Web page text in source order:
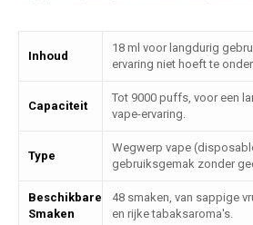
Inhoud
18 ml voor langdurig
ervaring niet hoeft te
Capaciteit
Tot 9000 puffs, voor een
vape-ervaring.
Type
Wegwerp vape
gebruiksgemak zonder
Beschikbare
Smaken
48 smaken, van sappige
en rijke tabaksaroma's.